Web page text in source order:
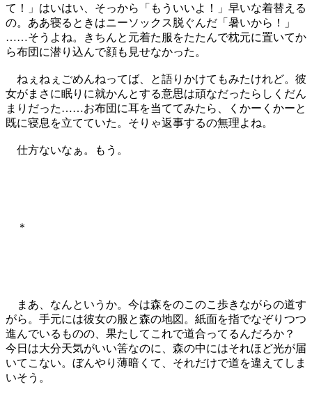
て！」はいはい、そっから「もういいよ！」早いな着替える
の。ああ寝るときはニーソックス脱ぐんだ「暑いから！」
……そうよね。きちんと元着た服をたたんで枕元に置いてか
ら布団に潜り込んで顔も見せなかった。
ねぇねぇごめんねってば、と語りかけてもみたけれど。彼
女がまさに眠りに就かんとする意思は頑なだったらしくだん
まりだった……お布団に耳を当ててみたら、くかーくかーと
既に寝息を立てていた。そりゃ返事するの無理よね。
仕方ないなぁ。もう。
＊
まあ、なんというか。今は森をのこのこ歩きながらの道す
がら。手元には彼女の服と森の地図。紙面を指でなぞりつつ
進んでいるものの、果たしてこれで道合ってるんだろか？
今日は大分天気がいい筈なのに、森の中にはそれほど光が届
いてこない。ぼんやり薄暗くて、それだけで道を違えてしま
いそう。